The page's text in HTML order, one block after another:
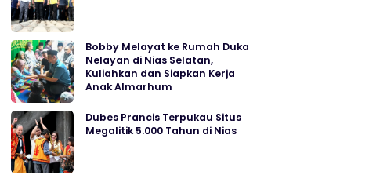
Bobby Melayat ke Rumah Duka
Nelayan di Nias Selatan,
Kuliahkan dan Siapkan Kerja
Anak Almarhum
Dubes Prancis Terpukau Situs
Megalitik 5.000 Tahun di Nias